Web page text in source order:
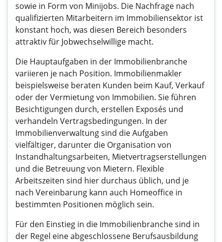
sowie in Form von Minijobs. Die Nachfrage nach
qualifizierten Mitarbeitern im Immobiliensektor ist
konstant hoch, was diesen Bereich besonders
attraktiv für Jobwechselwillige macht.
Die Hauptaufgaben in der Immobilienbranche
variieren je nach Position. Immobilienmakler
beispielsweise beraten Kunden beim Kauf, Verkauf
oder der Vermietung von Immobilien. Sie führen
Besichtigungen durch, erstellen Exposés und
verhandeln Vertragsbedingungen. In der
Immobilienverwaltung sind die Aufgaben
vielfältiger, darunter die Organisation von
Instandhaltungsarbeiten, Mietvertragserstellungen
und die Betreuung von Mietern. Flexible
Arbeitszeiten sind hier durchaus üblich, und je
nach Vereinbarung kann auch Homeoffice in
bestimmten Positionen möglich sein.
Für den Einstieg in die Immobilienbranche sind in
der Regel eine abgeschlossene Berufsausbildung